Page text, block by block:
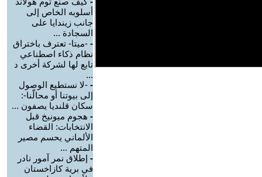
أسلوبه الخاص إلى
جانب زيندايا على
السجادة ...
- -ميتا- تعترف باختراق
نظام ذكاء اصطناعي
تابع لها لشركة أخرى د
...
- -لا نستطيع الوصول
إلى بيوتنا أو محالّنا-:
سكان قلنديا يصفون ...
- هجوم ميونيخ قبل
الانتخابات: القضاء
الألماني يحسم مصير
المتهم ...
- إطلاق نمر آمور نادر
في برية كازاخستان